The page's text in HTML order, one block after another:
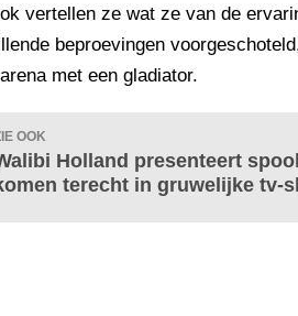
vertellen ze wat ze van de
beproevingen
met een gladiator.
OOK
Holland presenteert
terecht in gruwelijke tv-